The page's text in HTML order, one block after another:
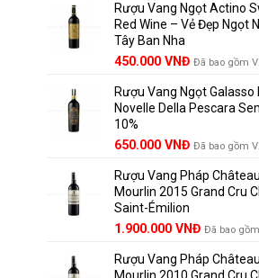
là:
1.529.000 VNĐ.
tại
là:
Rượu Vang Ngọt Actino
Red Wine – Vẻ Đẹp Ngọt
Tây Ban Nha
450.000 VNĐ Đã bao gồm
Rượu Vang Ngọt Galasso
Novelle Della Pescara
10%
650.000 VNĐ Đã bao gồm
Rượu Vang Pháp
Mourlin 2015 Grand Cru
Saint-Émilion
Giá
là:
1.900.000 VNĐGiá
tại
Đã bao
Rượu Vang Pháp